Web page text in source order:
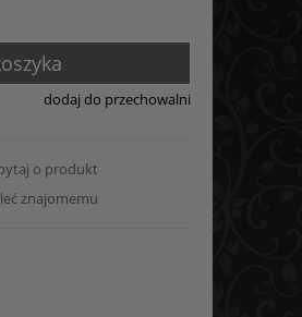
dodaj do przechowalni
o produkt
znajomemu